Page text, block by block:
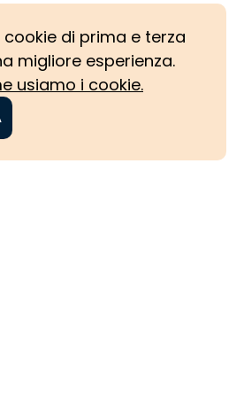
di prima e terza
migliore esperienza.
usiamo i cookie.